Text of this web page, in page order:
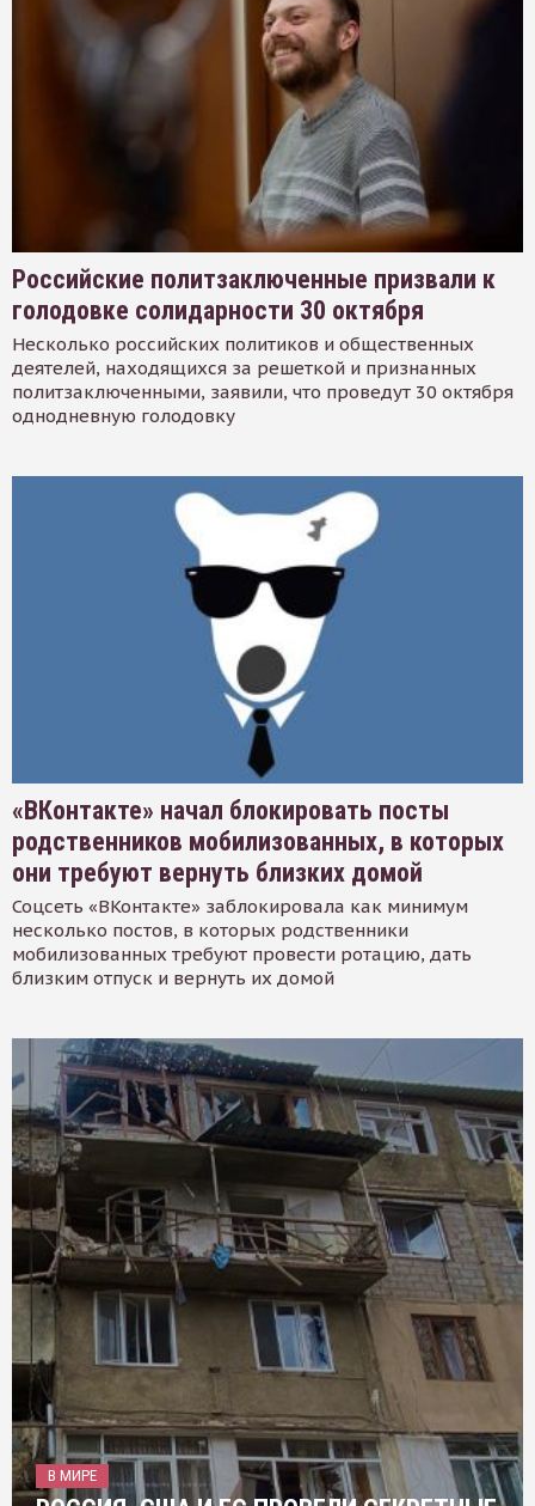
Российские политзаключенные призвали к
голодовке солидарности 30 октября
Несколько российских политиков и общественных
деятелей, находящихся за решеткой и признанных
политзаключенными, заявили, что проведут 30 октября
однодневную голодовку
«ВКонтакте» начал блокировать посты
родственников мобилизованных, в которых
они требуют вернуть близких домой
Соцсеть «ВКонтакте» заблокировала как минимум
несколько постов, в которых родственники
мобилизованных требуют провести ротацию, дать
близким отпуск и вернуть их домой
В МИРЕ